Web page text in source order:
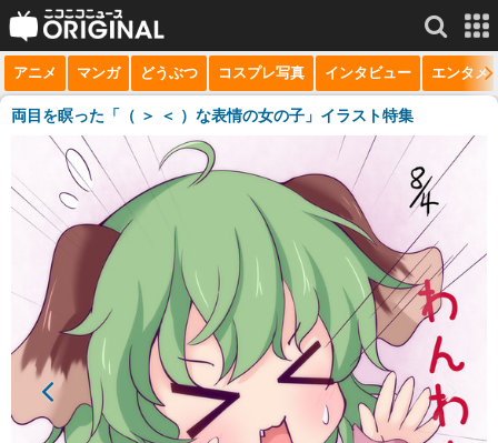
サービス一覧 もっと見る
niconico
動画
生放送
ニュース
チャンネル
マンガ
ニコニコQ
アニメ マンガ どうぶつ コスプレ写真 インタビュー エンタメ
両目を瞑った「（ ＞ ＜ ）な表情の女の子」イラスト特集